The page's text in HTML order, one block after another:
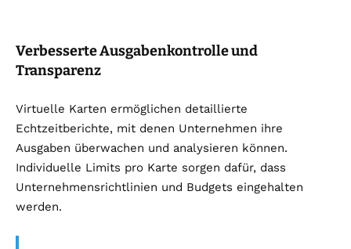
Verbesserte Ausgabenkontrolle und
Transparenz
Virtuelle Karten ermöglichen detaillierte
Echtzeitberichte, mit denen Unternehmen ihre
Ausgaben überwachen und analysieren können.
Individuelle Limits pro Karte sorgen dafür, dass
Unternehmensrichtlinien und Budgets eingehalten
werden.